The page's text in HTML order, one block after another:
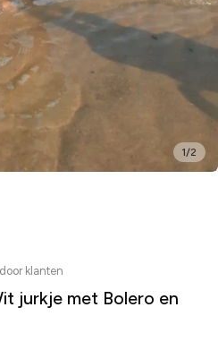
1/2
klanten
jurkje met Bolero en